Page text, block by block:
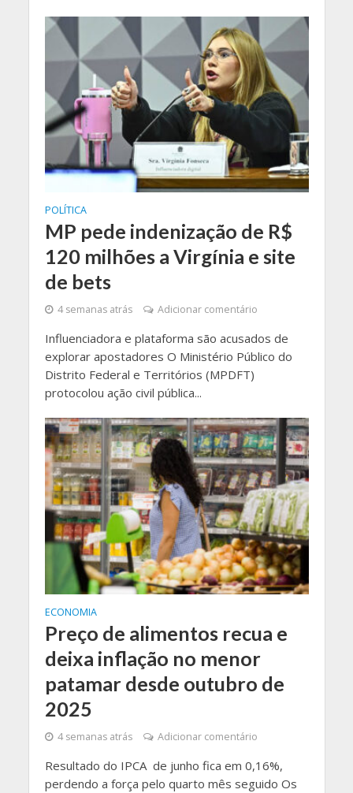
POLÍTICA
MP pede indenização de R$
120 milhões a Virgínia e site
de bets
4 semanas atrás Adicionar comentário
Influenciadora e plataforma são acusados de
explorar apostadores O Ministério Público do
Distrito Federal e Territórios (MPDFT)
protocolou ação civil pública...
ECONOMIA
Preço de alimentos recua e
deixa inflação no menor
patamar desde outubro de
2025
4 semanas atrás Adicionar comentário
Resultado do IPCA de junho fica em 0,16%,
perdendo a força pelo quarto mês seguido Os